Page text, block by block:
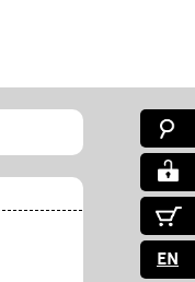
EN